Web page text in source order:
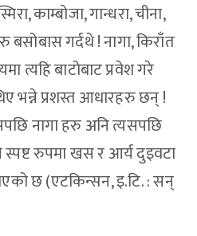
काम्बोजा, गान्धरा, चीना,
गर्दथे ! नागा, किराँत
त्यहि बाटोबाट प्रवेश गरे
भन्ने प्रशस्त आधारहरु छन् !
नागा हरु अनि त्यसपछि
रुपमा खस र आर्य दुइवटा
छ (एटकिन्सन, इ.टि. : सन्